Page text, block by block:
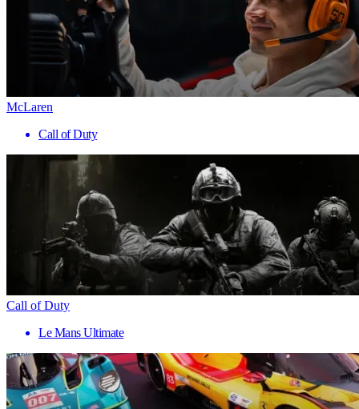
McLaren
Call of Duty
Call of Duty
Le Mans Ultimate